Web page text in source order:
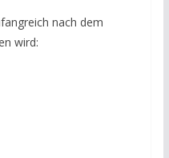
nach dem
wird: